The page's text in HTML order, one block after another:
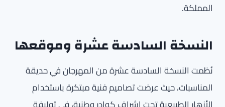
المملكة.
النسخة السادسة عشرة وموقعها
نُظمت النسخة السادسة عشرة من المهرجان في حديقة
المناسبات، حيث عرضت تصاميم فنية مبتكرة باستخدام